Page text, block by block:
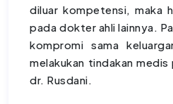
diluar kompetensi, maka
pada dokter ahli lainnya.
kompromi sama
melakukan tindakan
dr. Rusdani.